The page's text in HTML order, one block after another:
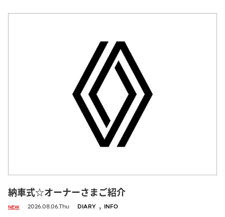
納車式☆オーナーさまご紹介
NEW 2026.08.06.Thu DIARY , INFO